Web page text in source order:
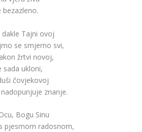
bezazleno.
dakle Tajni ovoj
se smjerno svi,
žrtvi novoj,
sada ukloni,
čovjekovoj
znanje.
Bogu Sinu
pjesmom radosnom,